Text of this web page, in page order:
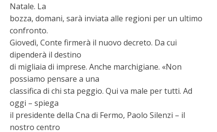
Natale. La
bozza, domani, sarà inviata alle regioni per un ultimo
confronto.
Giovedì, Conte firmerà il nuovo decreto. Da cui
dipenderà il destino
di migliaia di imprese. Anche marchigiane. «Non
possiamo pensare a una
classifica di chi sta peggio. Qui va male per tutti. Ad
oggi – spiega
il presidente della Cna di Fermo, Paolo Silenzi – il
nostro centro